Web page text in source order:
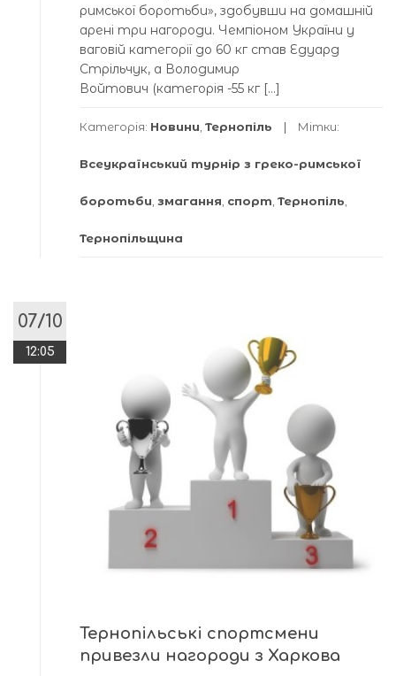
римської боротьби», здобувши на домашній
арені три нагороди. Чемпіоном України у
ваговій категорії до 60 кг став Едуард
Стрільчук, а Володимир
Войтович (категорія -55 кг […]
Категорія: Новини Тернопіль Мітки:
Всеукраїнський турнір з греко-римської
боротьби змагання спорт Тернопіль
Тернопільщина
07/10
12:05
Тернопільські спортсмени
привезли нагороди з Харкова